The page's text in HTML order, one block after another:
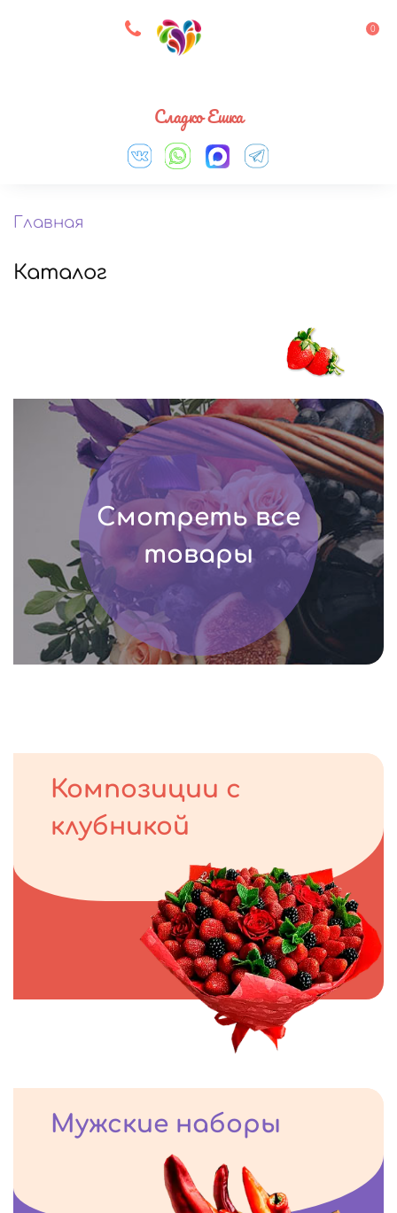
8 927 083 33 05 0
Сладко Ешка
Главная
Каталог
Смотреть все
товары
Композиции с
клубникой
Мужские наборы